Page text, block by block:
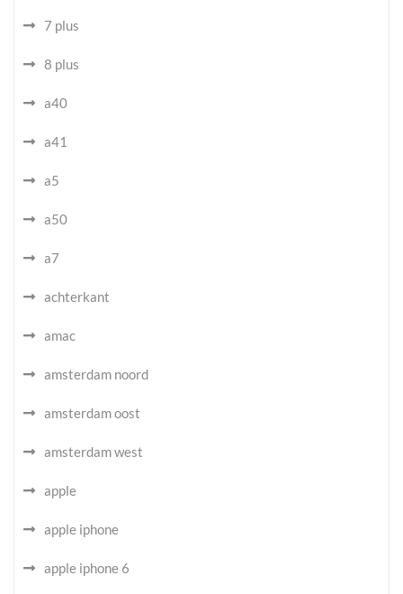
7 plus
8 plus
a40
a41
a5
a50
a7
achterkant
amac
amsterdam noord
amsterdam oost
amsterdam west
apple
apple iphone
apple iphone 6